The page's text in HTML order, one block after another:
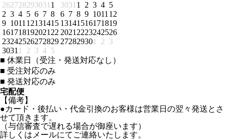
262728293031 1
2 3 4 5 6 7 8
9 1011 12131415
161718192021 22
23242526272829
3031 1 2 3 4 5
3031 1 2 3 4 5
6 7 8 9 1011 12
13141516171819
2021 2223242526
272829301 2 3
■ 休業日（受注・発送対応なし）
■ 受注対応のみ
■ 発送対応のみ
宅配便
【備考】
●カード・後払い・代金引換のお客様は営業日の翌々発送とさ
せて頂きます。
（与信審査で遅れる場合が御座います）
詳しくはメールにてご連絡いたします。